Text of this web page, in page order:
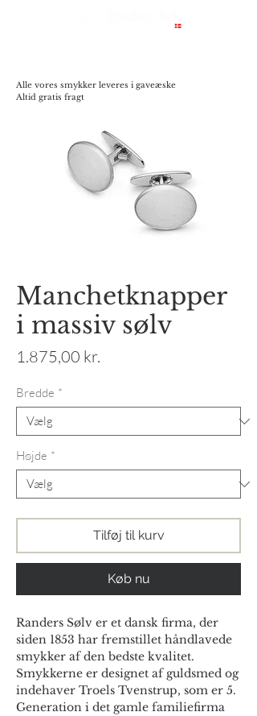
Manchetknapper
i massiv sølv
1.875,00 kr.
Bredde *
Højde *
Tilføj til kurv
Køb nu
Randers Sølv er et dansk firma, der
siden 1853 har fremstillet håndlavede
smykker af den bedste kvalitet.
Smykkerne er designet af guldsmed og
indehaver Troels Tvenstrup, som er 5.
Generation i det gamle familiefirma
Alle vores smykker leveres i gaveæske
Altid gratis fragt